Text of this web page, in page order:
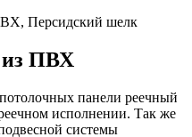
Персидский шелк
из ПВХ
панели реечный
исполнении. Так же
системы